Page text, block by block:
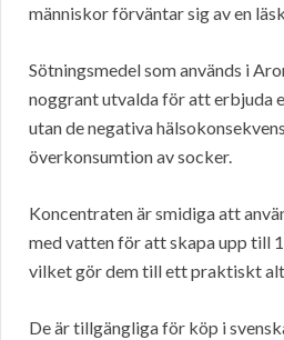
människor förväntar sig av en
Sötningsmedel som används i
noggrant utvalda för att erbjuda
utan de negativa
överkonsumtion av socker.
Koncentraten är smidiga att
med vatten för att skapa upp till
vilket gör dem till ett praktiskt
De är tillgängliga för köp i